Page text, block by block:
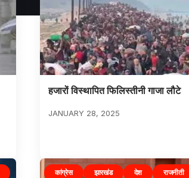
हजारों विस्थापित फिलिस्तीनी गाजा लौटे
JANUARY 28, 2025
कांग्रेस झारखंड देश
राजनीती